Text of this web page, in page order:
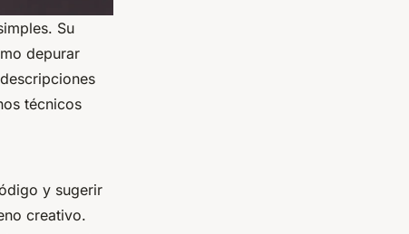
Su
depurar
técnicos
y sugerir
creativo.